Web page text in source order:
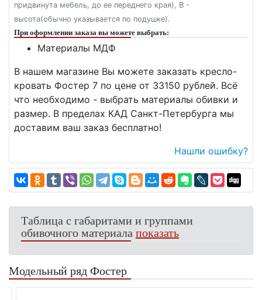
придвинута мебель, до ее переднего края), В -
высота(обычно указывается по подушке).
При оформлении заказа вы можете выбрать:
Материалы МДФ
В нашем магазине Вы можете заказать кресло-
кровать Фостер 7 по цене от 33150 рублей. Всё
что необходимо - выбрать материалы обивки и
размер. В пределах КАД Санкт-Петербурга мы
доставим ваш заказ бесплатно!
Нашли ошибку?
Таблица с габаритами и группами
обивочного материалапоказать
Модельный ряд Фостер